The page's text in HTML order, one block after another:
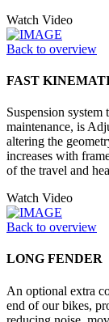
Watch Video
Back to overview
FAST
Suspension system
maintenance, is
altering the
increases with
of the travel and
Watch Video
Back to overview
LONG FENDER
An optional extra
end of our bikes,